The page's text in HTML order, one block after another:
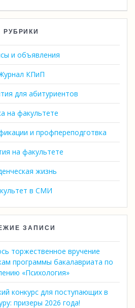
РУБРИКИ
и объявления
КПиП
для абитуриентов
на факультете
и профпереподготвка
на факультете
жизнь
в СМИ
ЗАПИСИ
торжественное вручение
программы бакалавриата по
«Психология»
конкурс для поступающих в
призеры 2026 года!